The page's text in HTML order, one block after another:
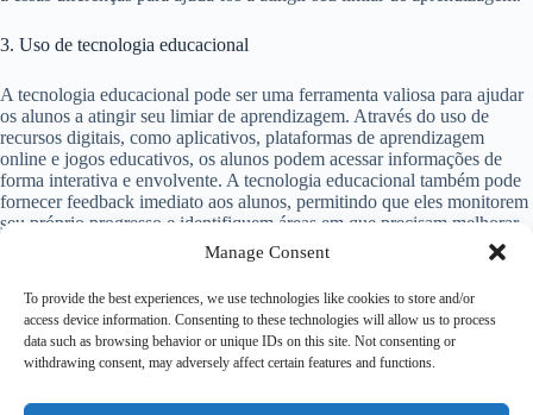
Manage Consent
To provide the best experiences, we use technologies like cookies to store and/or
access device information. Consenting to these technologies will allow us to process
data such as browsing behavior or unique IDs on this site. Not consenting or
withdrawing consent, may adversely affect certain features and functions.
3. Uso de tecnologia educacional
A tecnologia educacional pode ser uma ferramenta valiosa para ajudar
os alunos a atingir seu limiar de aprendizagem. Através do uso de
recursos digitais, como aplicativos, plataformas de aprendizagem
online e jogos educativos, os alunos podem acessar informações de
forma interativa e envolvente. A tecnologia educacional também pode
fornecer feedback imediato aos alunos, permitindo que eles monitorem
seu próprio progresso e identifiquem áreas em que precisam melhorar.
O limiar de aprendizagem é um conceito fundamental no campo da
educação. Compreender esse conceito e os fatores que o influenciam
pode ajudar educadores e alunos a desenvolver estratégias eficazes
limiar de aprendizagem como um marco importante, podemos garantir